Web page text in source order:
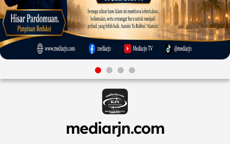
Skip
mediarjn.com